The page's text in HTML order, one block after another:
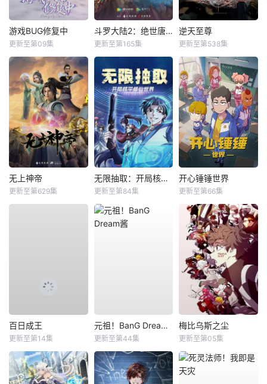
游戏BUG修复中
更新至第09集
斗罗大陆2：绝世唐门
更新至第165集
逆天至尊
更新至第538集
无上神帝
更新至第629集
无限抽取：开局核平修仙世界动态漫
更新至第84集
开心锤锤世界
更新至第66集
百日成王
更新至第14集
元祖！BanG Dream酱
更新至第44集
梅比乌斯之尘
更新至第05集